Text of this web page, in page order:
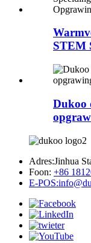
STEM
Dukoo
Adres:Jinhua
Foon: +86
E-POS: